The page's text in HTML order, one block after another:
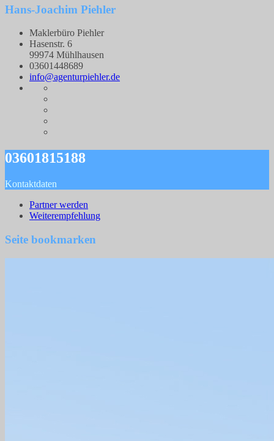
Hans-Joachim Piehler
Maklerbüro Piehler
Hasenstr. 6
99974 Mühlhausen
03601448689
info@agenturpiehler.de
03601815188
Kontaktdaten
Partner werden
Weiterempfehlung
Seite bookmarken